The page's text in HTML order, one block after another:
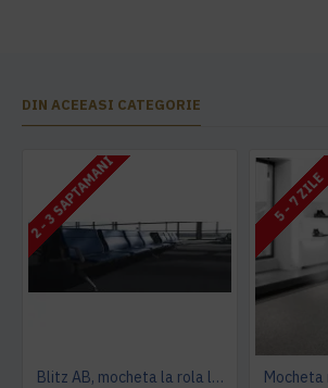
DIN ACEEASI CATEGORIE
2 - 3 SAPTAMANI
Blitz AB, mocheta la rola latime 4 m, Balta Industries
5 - 7 ZILE